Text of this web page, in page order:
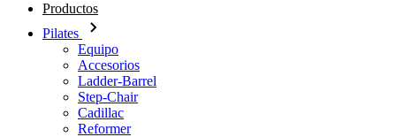
Productos
Pilates
Equipo
Accesorios
Ladder-Barrel
Step-Chair
Cadillac
Reformer